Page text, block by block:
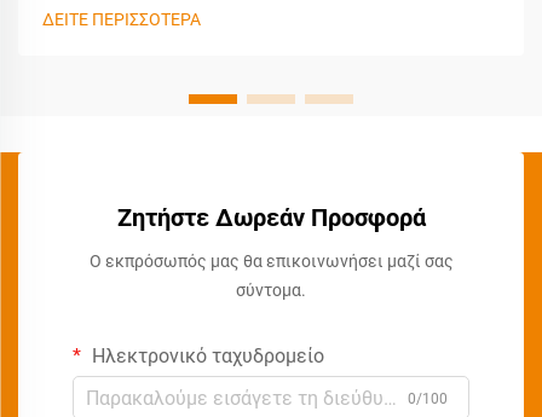
ΔΕΙΤΕ ΠΕΡΙΣΣΟΤΕΡΑ
Ζητήστε Δωρεάν Προσφορά
Ο εκπρόσωπός μας θα επικοινωνήσει μαζί σας
σύντομα.
Ηλεκτρονικό ταχυδρομείο
0/100